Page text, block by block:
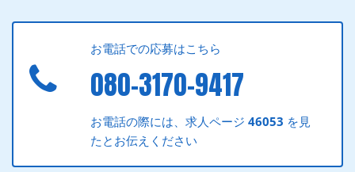
お電話での応募はこちら
080-3170-9417
お電話の際には、求人ページ46053 を見
たとお伝えください